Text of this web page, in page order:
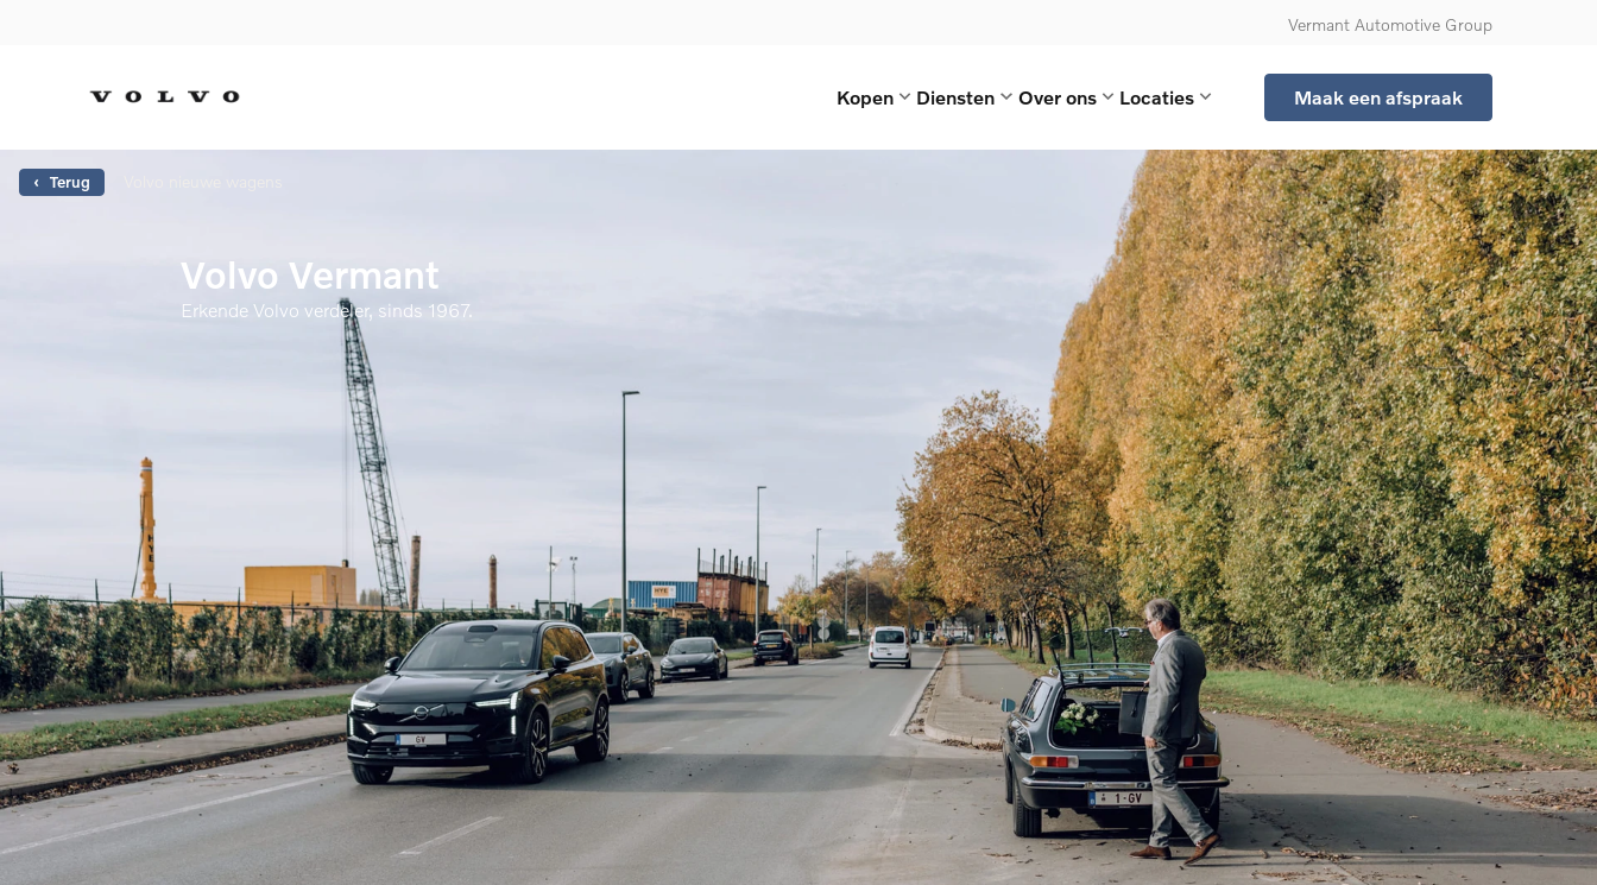
Vermant Automotive Group
Kopen Diensten Over ons Locaties Maak een afspraak
‹ Terug
Volvo Vermant
Erkende Volvo verdeler, sinds 1967.
Staat
Demo
118 resultaten Sorteren op
MIDSOMMAR Verkocht Verkocht